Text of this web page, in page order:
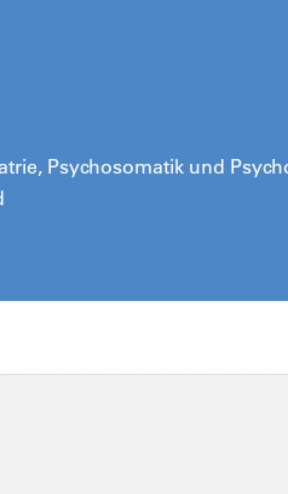
Psychosomatik und